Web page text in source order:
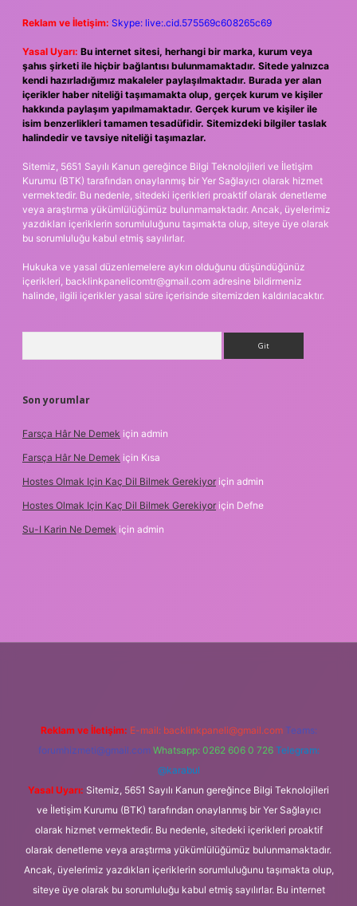
Reklam ve İletişim: Skype: live:.cid.575569c608265c69
Yasal Uyarı: Bu internet sitesi, herhangi bir marka, kurum veya
şahıs şirketi ile hiçbir bağlantısı bulunmamaktadır. Sitede yalnızca
kendi hazırladığımız makaleler paylaşılmaktadır. Burada yer alan
içerikler haber niteliği taşımamakta olup, gerçek kurum ve kişiler
hakkında paylaşım yapılmamaktadır. Gerçek kurum ve kişiler ile
isim benzerlikleri tamamen tesadüfidir. Sitemizdeki bilgiler taslak
halindedir ve tavsiye niteliği taşımazlar.
Sitemiz, 5651 Sayılı Kanun gereğince Bilgi Teknolojileri ve İletişim
Kurumu (BTK) tarafından onaylanmış bir Yer Sağlayıcı olarak hizmet
vermektedir. Bu nedenle, sitedeki içerikleri proaktif olarak denetleme
veya araştırma yükümlülüğümüz bulunmamaktadır. Ancak, üyelerimiz
yazdıkları içeriklerin sorumluluğunu taşımakta olup, siteye üye olarak
bu sorumluluğu kabul etmiş sayılırlar.
Hukuka ve yasal düzenlemelere aykırı olduğunu düşündüğünüz
içerikleri, backlinkpanelicomtr@gmail.com adresine bildirmeniz
halinde, ilgili içerikler yasal süre içerisinde sitemizden kaldırılacaktır.
Son yorumlar
Farsça Hâr Ne Demek için admin
Farsça Hâr Ne Demek için Kısa
Hostes Olmak Için Kaç Dil Bilmek Gerekiyor için admin
Hostes Olmak Için Kaç Dil Bilmek Gerekiyor için Defne
Su-I Karin Ne Demek için admin
Reklam ve İletişim: E-mail: backlinkpaneli@gmail.com Teams:
forumhizmeti@gmail.com Whatsapp: 0262 606 0 726 Telegram:
@karabul
Yasal Uyarı: Sitemiz, 5651 Sayılı Kanun gereğince Bilgi Teknolojileri
ve İletişim Kurumu (BTK) tarafından onaylanmış bir Yer Sağlayıcı
olarak hizmet vermektedir. Bu nedenle, sitedeki içerikleri proaktif
olarak denetleme veya araştırma yükümlülüğümüz bulunmamaktadır.
Ancak, üyelerimiz yazdıkları içeriklerin sorumluluğunu taşımakta olup,
siteye üye olarak bu sorumluluğu kabul etmiş sayılırlar. Bu internet